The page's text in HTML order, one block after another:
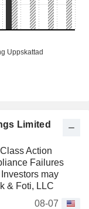
Limited
Action
Failures
may
& Foti, LLC
08-07